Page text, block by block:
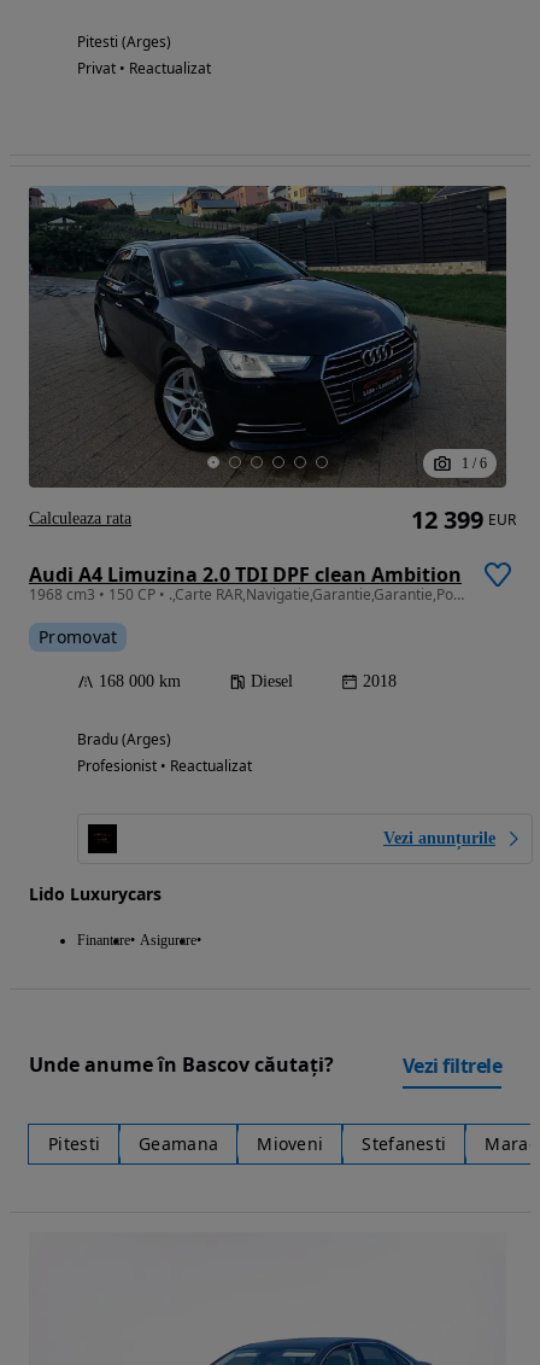
Pitesti (Arges)
Privat • Reactualizat
1 / 6
Audi A4 Limuzina 2.0 TDI DPF clean Ambition
1968 cm3 • 150 CP • .,Carte RAR,Navigatie,Garantie,Garantie,Posibil Leasing/Rate fixe
Promovat
168 000 km Diesel 2018
Bradu (Arges)
Profesionist • Reactualizat
Vezi anunțurile
Lido Luxurycars
Finantare Asigurare
12 399 EUR
Calculeaza rata
Unde anume în Bascov căutați? Vezi filtrele
Pitesti Geamana Mioveni Stefanesti